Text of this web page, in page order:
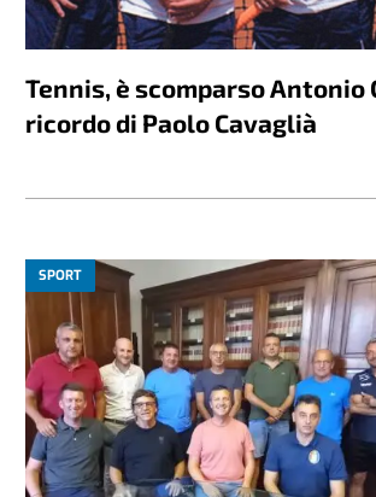
Tennis, è scomparso Antonio
ricordo di Paolo Cavaglià
SPORT